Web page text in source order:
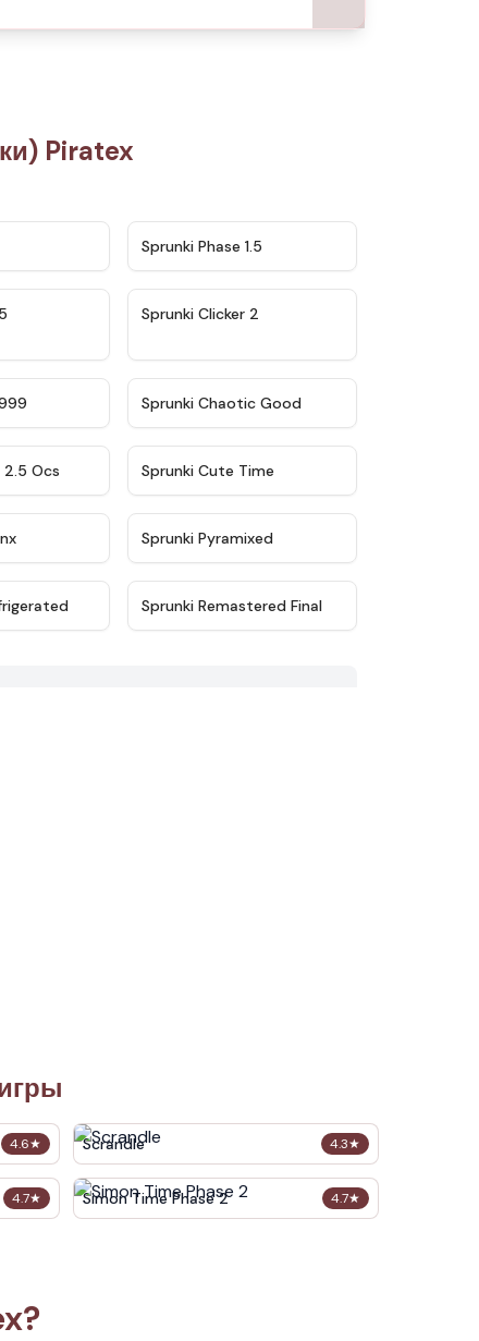
Piratex
Sprunki Phase 1.5
Sprunki Clicker 2
★
Sprunki Chaotic Good
★
2.5 Ocs Sprunki Cute Time
Sprunki Pyramixed
★ 4.8 ★ 4.3
Sprunki Remastered Final
4.6★ 4.3★
Scrandle
4.7★ 4.7★
Simon Time Phase 2